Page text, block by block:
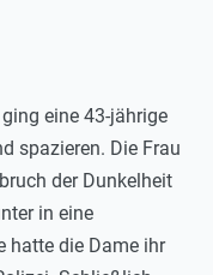
eine 43-jährige
spazieren. Die Frau
der Dunkelheit
in eine
hatte die Dame ihr